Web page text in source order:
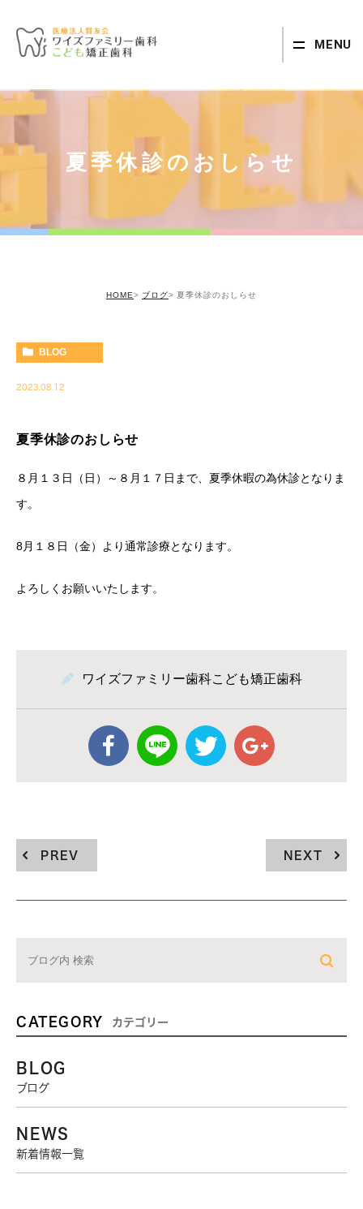
MENU
夏季休診のおしらせ
HOME ブログ 夏季休診のおしらせ
BLOG
2023.08.12
夏季休診のおしらせ
８月１３日（日）～８月１７日まで、夏季休暇の為休診となりま
す。
8月１８日（金）より通常診療となります。
よろしくお願いいたします。
ワイズファミリー歯科こども矯正歯科
PREV NEXT
CATEGORY カテゴリー
BLOG
ブログ
NEWS
新着情報一覧